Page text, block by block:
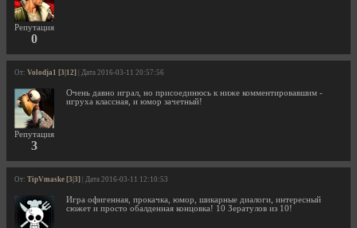
Репутация
0
От: Volodja1 [3|12] | Дата 2016-03-11 20:57:56
Репутация
3
Очень давно играл, но присоединюсь к ниже комментировавшим -
игруха классная, и юмор зачетный!
От: TipVmaske [3|3] | Дата 2016-03-11 12:10:53
Игра офигенная, прокачка, юмор, шикарные диалоги, интересный
сюжет и просто обалденная концовка! 10 Зератулов из 10!